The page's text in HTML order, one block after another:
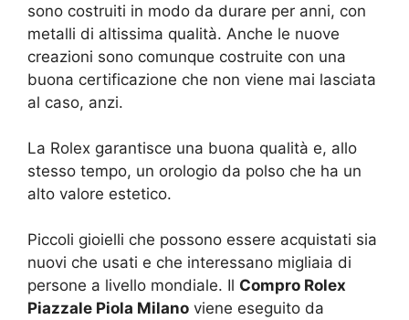
sono costruiti in modo da durare per anni, con
metalli di altissima qualità. Anche le nuove
creazioni sono comunque costruite con una
buona certificazione che non viene mai lasciata
al caso, anzi.
La Rolex garantisce una buona qualità e, allo
stesso tempo, un orologio da polso che ha un
alto valore estetico.
Piccoli gioielli che possono essere acquistati sia
nuovi che usati e che interessano migliaia di
persone a livello mondiale. Il Compro Rolex
Piazzale Piola Milano viene eseguito da